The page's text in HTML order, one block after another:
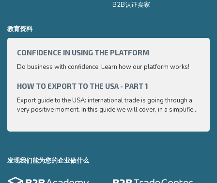
B2B认证卖家
教育资料
CONFIDENCE IN USING THE PLATFORM
Do business with confidence. Learn how our platform works!
HOW TO EXPORT TO THE USA - PART 1
Export guide to the USA: international trade is going through a
very positive moment. In this guide we will cover, in a simplified
to
发现我们能为您的企业做什么